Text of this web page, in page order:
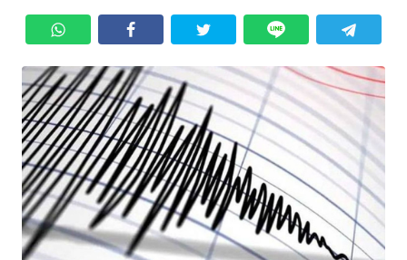
KRIMINAL
EKUIN
SAINS-TEKNO
KESEHATAN
INTERNASIONAL